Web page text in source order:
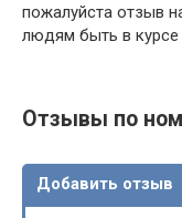
пожалуйста отзыв
людям быть в курсе
Отзывы по
Добавить отзыв